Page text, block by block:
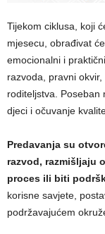
Tijekom ciklusa, koji
mjesecu, obrađivat
emocionalni i
razvoda, pravni
roditeljstva. Poseban
djeci i očuvanje
Predavanja su
razvod, razmišljaju
proces ili biti
korisne savjete,
podržavajućem